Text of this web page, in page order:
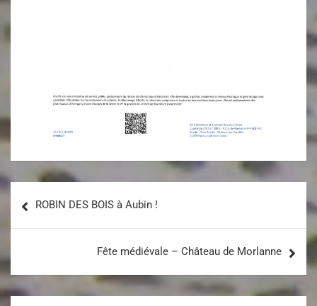
ROBIN DES BOIS à Aubin !
Fête médiévale – Château de Morlanne